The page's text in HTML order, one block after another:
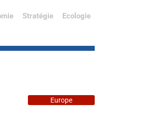
Stratégie Ecologie
Europe